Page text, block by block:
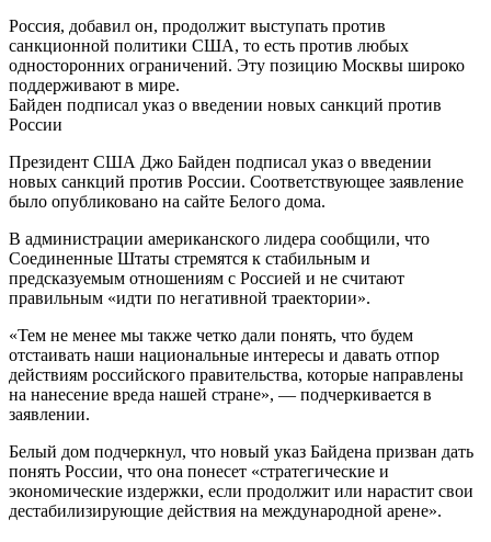
Россия, добавил он, продолжит выступать против
санкционной политики США, то есть против любых
односторонних ограничений. Эту позицию Москвы широко
поддерживают в мире.
Байден подписал указ о введении новых санкций против
России
Президент США Джо Байден подписал указ о введении
новых санкций против России. Соответствующее заявление
было опубликовано на сайте Белого дома.
В администрации американского лидера сообщили, что
Соединенные Штаты стремятся к стабильным и
предсказуемым отношениям с Россией и не считают
правильным «идти по негативной траектории».
«Тем не менее мы также четко дали понять, что будем
отстаивать наши национальные интересы и давать отпор
действиям российского правительства, которые направлены
на нанесение вреда нашей стране», — подчеркивается в
заявлении.
Белый дом подчеркнул, что новый указ Байдена призван дать
понять России, что она понесет «стратегические и
экономические издержки, если продолжит или нарастит свои
дестабилизирующие действия на международной арене».